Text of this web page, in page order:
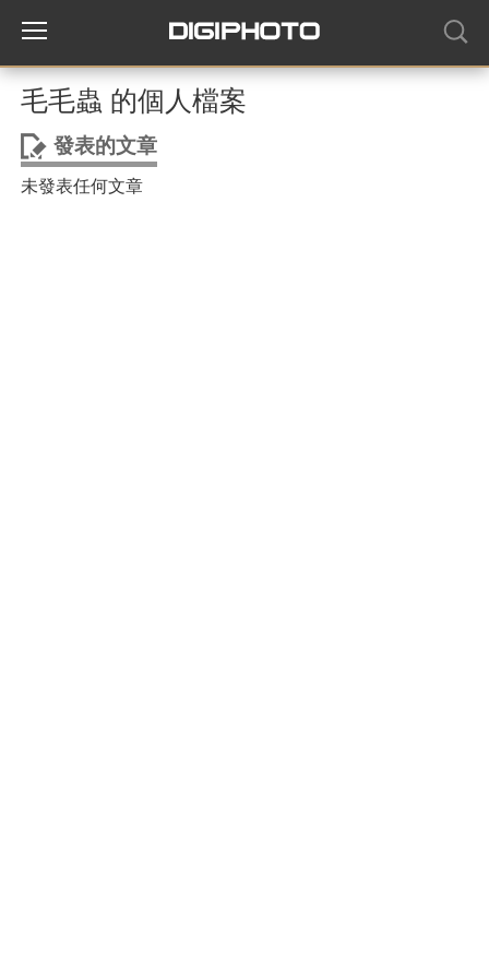
毛毛蟲 的個人檔案
發表的文章
未發表任何文章